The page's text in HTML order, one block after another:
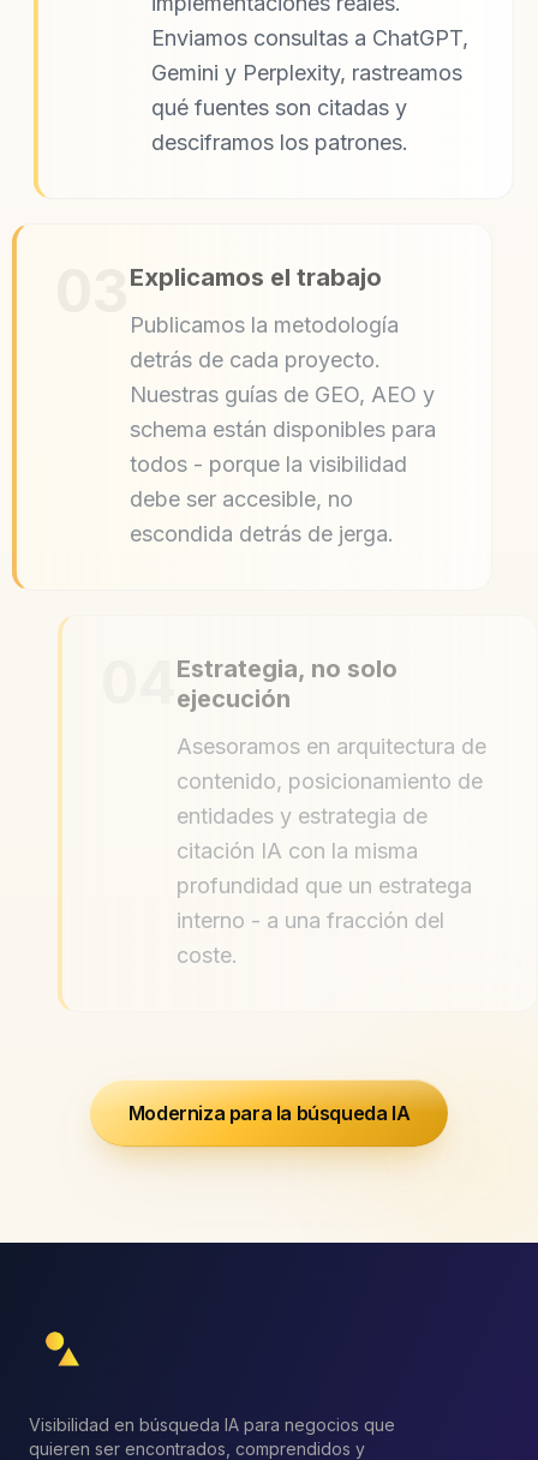
Enviamos consultas a ChatGPT,
Gemini y Perplexity, rastreamos
qué fuentes son citadas y
desciframos los patrones.
Explicamos el trabajo
Publicamos la metodología
detrás de cada proyecto.
Nuestras guías de GEO, AEO y
schema están disponibles para
todos - porque la visibilidad
debe ser accesible, no
escondida detrás de jerga.
Estrategia, no solo
ejecución
Asesoramos en arquitectura de
contenido, posicionamiento de
entidades y estrategia de
citación IA con la misma
profundidad que un estratega
interno - a una fracción del
coste.
Moderniza para la búsqueda IA
Visibilidad en búsqueda IA para negocios que
quieren ser encontrados, comprendidos y